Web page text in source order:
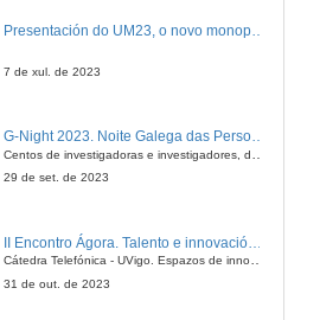
Divulgare.
Divulgare.
Divulgare.
7 de xul. de 2023
G-Night 2023. Noite Galega das Persoas Investigadoras. Conciencias creativas
29 de set. de 2023
Cátedra Telefónica - UVigo. Espazos de innovación
31 de out. de 2023